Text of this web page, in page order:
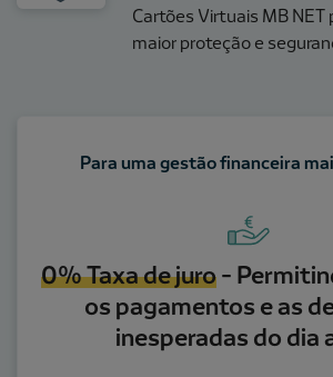
Cartões Virtuais MB NET
maior proteção e
Para uma gestão financeira
0% Taxa de juro-
os pagamentos e as
inesperadas do dia